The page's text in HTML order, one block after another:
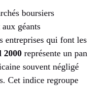
boursiers
géants
entreprises qui font les
2000 représente un pan
souvent négligé
Cet indice regroupe